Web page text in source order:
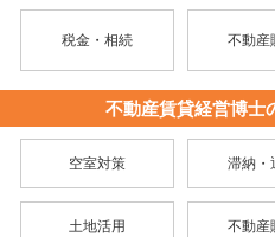
税金・相続 不動産
不動産賃貸経営博士
空室対策 滞納・
土地活用 不動産